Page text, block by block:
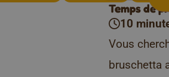
Temps de
10
Vous
bruschetta